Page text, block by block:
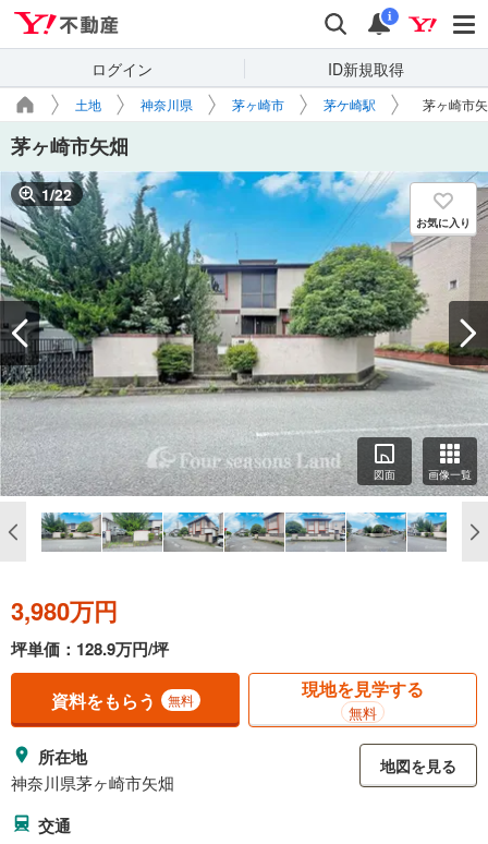
検索 通知
i
ログイン ID新規取得
土地 神奈川県 茅ヶ崎市 茅ケ崎駅 茅ヶ崎市
茅ヶ崎市矢畑
1/22
お気に入り
図面 画像一覧
3,980万円
坪単価：128.9万円/坪
資料をもらう 無料 現地を見学する
無料
所在地
神奈川県茅ヶ崎市矢畑
地図を見る
交通